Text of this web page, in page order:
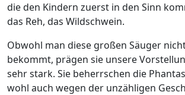
die den Kindern zuerst in den Sinn
das Reh, das Wildschwein.
Obwohl man diese großen Säuger
bekommt, prägen sie unsere
sehr stark. Sie beherrschen die
wohl auch wegen der unzähligen